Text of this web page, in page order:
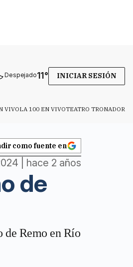
Despejado11° INICIAR SESIÓN
VIVOLA 100 EN VIVOTEATRO TRONADOR
como fuente en
| hace 2 años
de
de Remo en Río